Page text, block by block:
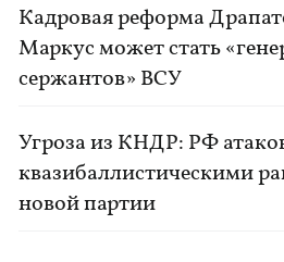
Кадровая реформа
Маркус может стать
сержантов» ВСУ
Угроза из КНДР: РФ
квазибаллистическими
новой партии